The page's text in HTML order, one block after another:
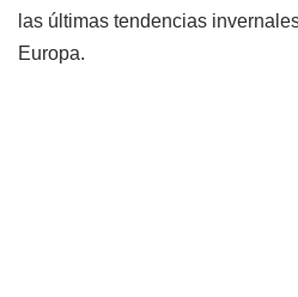
las últimas tendencias
Europa.